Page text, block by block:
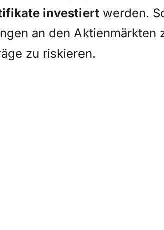
investiert werden.
an den Aktienmärkten
zu riskieren.